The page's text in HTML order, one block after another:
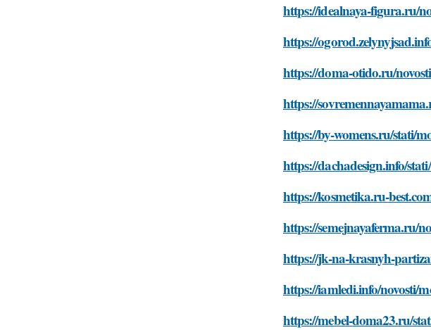
https://idealnaya-figura.ru/
https://
https://doma-otido.ru/
https://
https://by-womens.ru/stati/
https://dachadesign.info/
https://kosmetika.ru-
https://semejnayaferma.ru/
https://jk-na-krasnyh-
https://iamledi.info/novosti/
https://mebel-doma23.ru/